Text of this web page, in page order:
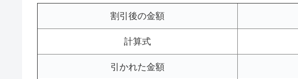
割引後の金額
計算式
引かれた金額